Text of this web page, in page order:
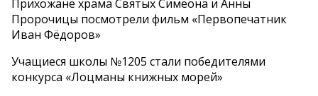
Прихожане храма Святых Симеона и Анны
Пророчицы посмотрели фильм «Первопечатник
Иван Фёдоров»
Учащиеся школы №1205 стали победителями
конкурса «Лоцманы книжных морей»